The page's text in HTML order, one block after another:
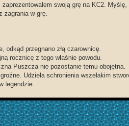
swoją grę na KC2.
zagrania w grę.
odkąd przegnano złą czarownicę.
rocznicę z tego właśnie powodu.
Puszcza nie pozostanie temu obojętna.
Udziela schronienia wszelakim
legendzie.